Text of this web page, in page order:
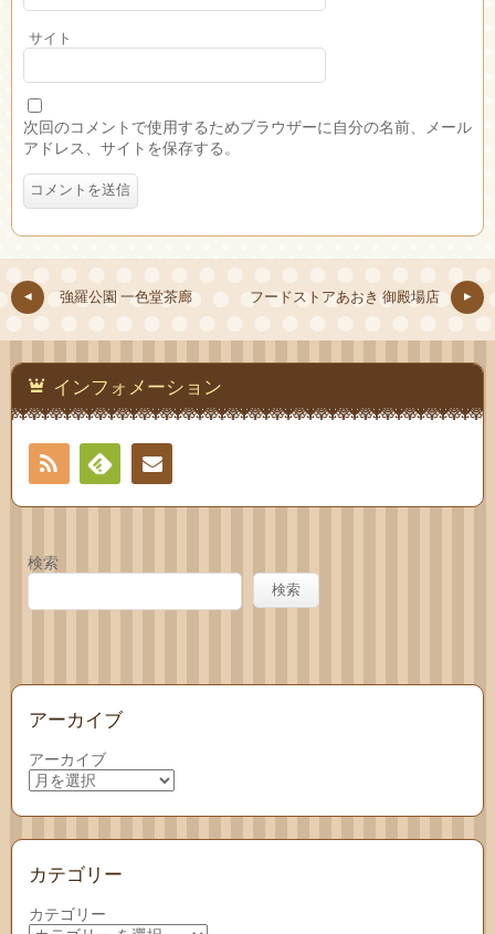
サイト
次回のコメントで使用するためブラウザーに自分の名前、メール
アドレス、サイトを保存する。
強羅公園 一色堂茶廊 フードストアあおき 御殿場店
インフォメーション
RSS
Feedlyお問
検索
検索
アーカイブ
アーカイブ
カテゴリー
カテゴリー